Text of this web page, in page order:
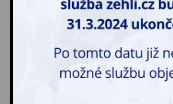
Na Bydžově 2044
390 01 Tábor